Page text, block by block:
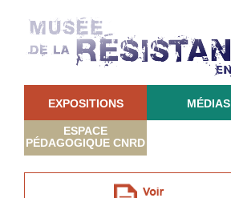
EXPOSITIONS MÉDIAS
ESPACE
PÉDAGOGIQUE CNRD